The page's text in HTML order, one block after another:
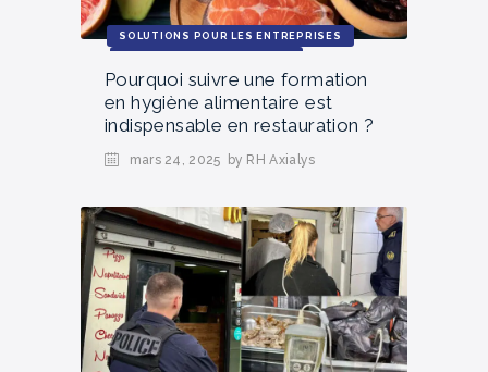
SOLUTIONS POUR LES ENTREPRISES
Pourquoi suivre une formation
en hygiène alimentaire est
indispensable en restauration ?
mars 24, 2025 by RH Axialys